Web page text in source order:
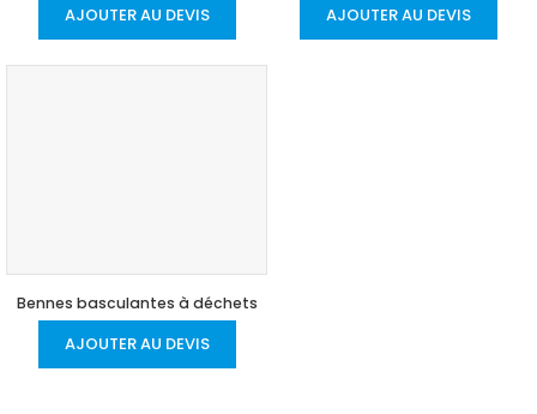
AJOUTER AU DEVIS AJOUTER AU DEVIS
Bennes basculantes à déchets
AJOUTER AU DEVIS